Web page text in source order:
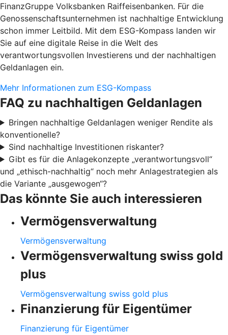
FinanzGruppe Volksbanken Raiffeisenbanken. Für die
Genossenschaftsunternehmen ist nachhaltige Entwicklung
schon immer Leitbild. Mit dem ESG-Kompass landen wir
Sie auf eine digitale Reise in die Welt des
verantwortungsvollen Investierens und der nachhaltigen
Geldanlagen ein.
Mehr Informationen zum ESG-Kompass
FAQ zu nachhaltigen Geldanlagen
Bringen nachhaltige Geldanlagen weniger Rendite als
konventionelle?
Sind nachhaltige Investitionen riskanter?
Gibt es für die Anlagekonzepte „verantwortungsvoll“
und „ethisch-nachhaltig“ noch mehr Anlagestrategien als
die Variante „ausgewogen“?
Das könnte Sie auch interessieren
Vermögensverwaltung
Vermögensverwaltung
Vermögensverwaltung swiss gold
plus
Vermögensverwaltung swiss gold plus
Finanzierung für Eigentümer
Finanzierung für Eigentümer